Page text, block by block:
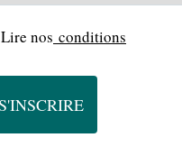
Lire nos conditions